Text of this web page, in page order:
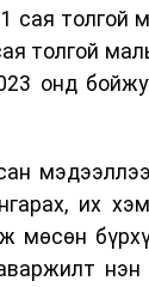
толгой
толгой
онд
их
мөсөн
нэн